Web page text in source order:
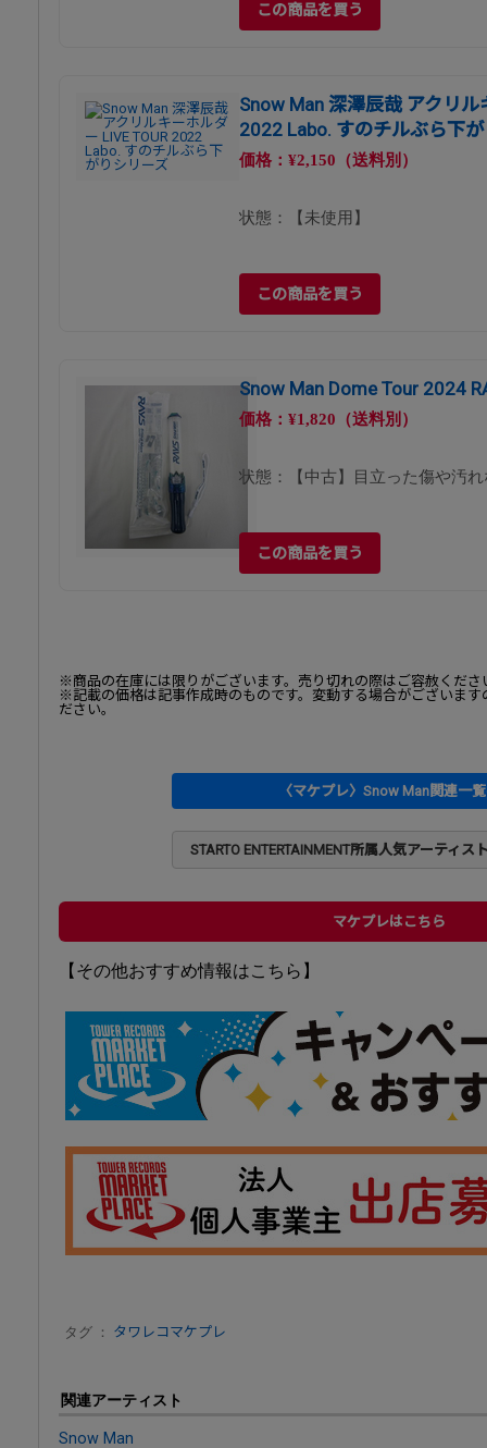
この商品を買う
Snow Man 深澤辰哉 アクリル
2022 Labo. すのチルぶら下
価格：¥2,150（送料別）
状態：【未使用】
この商品を買う
Snow Man Dome Tour 2024
価格：¥1,820（送料別）
状態：【中古】目立った傷や汚
この商品を買う
※商品の在庫には限りがございます。売り切れの際はご容赦くださ
※記載の価格は記事作成時のものです。変動する場合がございま
ださい。
〈マケプレ〉Snow Man関連一
STARTO ENTERTAINMENT所属人気アーティス
マケプレはこちら
【その他おすすめ情報はこちら】
タグ ： タワレコマケプレ
関連アーティスト
Snow Man